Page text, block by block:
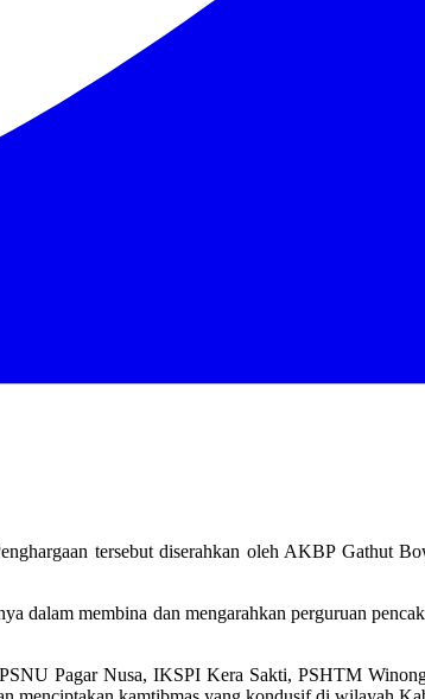
tersebut diserahkan oleh AKBP Gathut
dalam membina dan mengarahkan perguruan
Pagar Nusa, IKSPI Kera Sakti, PSHTM